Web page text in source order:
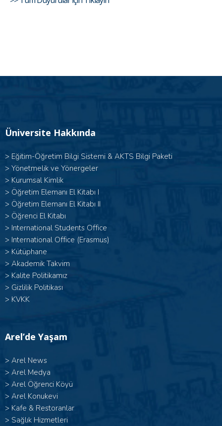
Üniversite Hakkında
> Eğitim-Öğretim Bilgi Sistemi & AKTS Bilgi Paketi
> Yönetmelik ve Yönergeler
> Kurumsal Kimlik
> Öğretim Elemanı El Kitabı I
> Öğretim Elemanı El Kitabı II
> Öğrenci El Kitabı
> International Students Office
> International Office (Erasmus)
> Kütüphane
> Akademik Takvim
> Kalite Politikamız
> Gizlilik Politikası
> KVKK
Arel’de Yaşam
> Arel News
> Arel Medya
> Arel Öğrenci Köyü
> Arel Konukevi
> Kafe & Restoranlar
> Sağlık Hizmetleri